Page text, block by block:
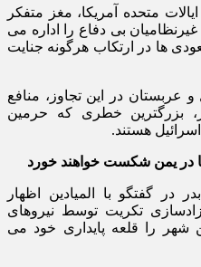
متحده آمریکا، مغز متفکر
بی دفاع را اداره می
ها در ارتکاب هرگونه جنایت
و عربستان در این تجاوز، منافع
بزرگترین خطری که حرمین
هستند.
در گفتگو با المیادین اظهار
تکریت توسط نیروهای
شهر را قلعه پایداری خود می